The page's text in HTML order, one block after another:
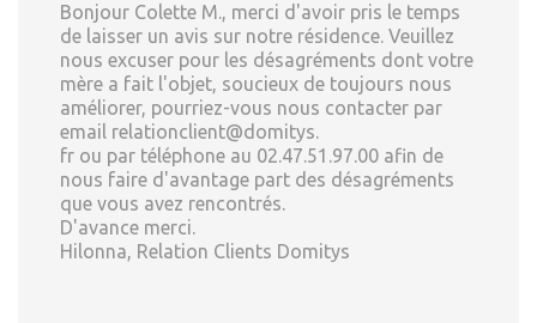
Bonjour Colette M., merci d'avoir pris le temps
de laisser un avis sur notre résidence. Veuillez
nous excuser pour les désagréments dont votre
mère a fait l'objet, soucieux de toujours nous
améliorer, pourriez-vous nous contacter par
email relationclient@domitys.
fr ou par téléphone au 02.47.51.97.00 afin de
nous faire d'avantage part des désagréments
que vous avez rencontrés.
D'avance merci.
Hilonna, Relation Clients Domitys